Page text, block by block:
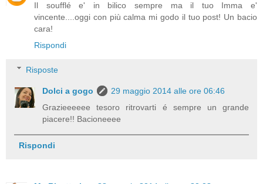
Il soufflé e' in bilico sempre ma il tuo Imma e'
vincente....oggi con più calma mi godo il tuo post! Un bacio
cara!
Rispondi
Risposte
Dolci a gogo
29 maggio 2014 alle ore 06:46
Grazieeeeee tesoro ritrovarti é sempre un grande
piacere!! Bacioneeee
Rispondi